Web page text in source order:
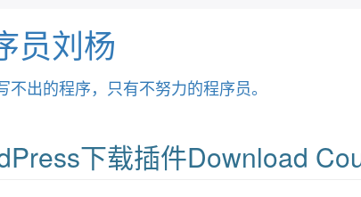
员刘杨
出的程序，只有不努力的程序员。
下载插件Download